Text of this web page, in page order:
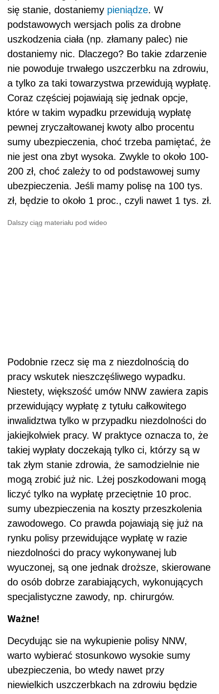
się stanie, dostaniemy pieniądze. W
podstawowych wersjach polis za drobne
uszkodzenia ciała (np. złamany palec) nie
dostaniemy nic. Dlaczego? Bo takie zdarzenie
nie powoduje trwałego uszczerbku na zdrowiu,
a tylko za taki towarzystwa przewidują wypłatę.
Coraz częściej pojawiają się jednak opcje,
które w takim wypadku przewidują wypłatę
pewnej zryczałtowanej kwoty albo procentu
sumy ubezpieczenia, choć trzeba pamiętać, że
nie jest ona zbyt wysoka. Zwykle to około 100-
200 zł, choć zależy to od podstawowej sumy
ubezpieczenia. Jeśli mamy polisę na 100 tys.
zł, będzie to około 1 proc., czyli nawet 1 tys. zł.
Dalszy ciąg materiału pod wideo
Podobnie rzecz się ma z niezdolnością do
pracy wskutek nieszczęśliwego wypadku.
Niestety, większość umów NNW zawiera zapis
przewidujący wypłatę z tytułu całkowitego
inwalidztwa tylko w przypadku niezdolności do
jakiejkolwiek pracy. W praktyce oznacza to, że
takiej wypłaty doczekają tylko ci, którzy są w
tak złym stanie zdrowia, że samodzielnie nie
mogą zrobić już nic. Lżej poszkodowani mogą
liczyć tylko na wypłatę przeciętnie 10 proc.
sumy ubezpieczenia na koszty przeszkolenia
zawodowego. Co prawda pojawiają się już na
rynku polisy przewidujące wypłatę w razie
niezdolności do pracy wykonywanej lub
wyuczonej, są one jednak droższe, skierowane
do osób dobrze zarabiających, wykonujących
specjalistyczne zawody, np. chirurgów.
Ważne!
Decydując sie na wykupienie polisy NNW,
warto wybierać stosunkowo wysokie sumy
ubezpieczenia, bo wtedy nawet przy
niewielkich uszczerbkach na zdrowiu będzie